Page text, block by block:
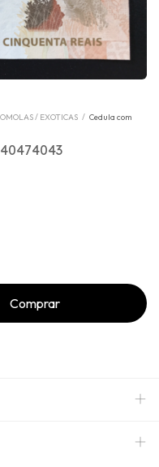
/ EXOTICAS / Cedula com